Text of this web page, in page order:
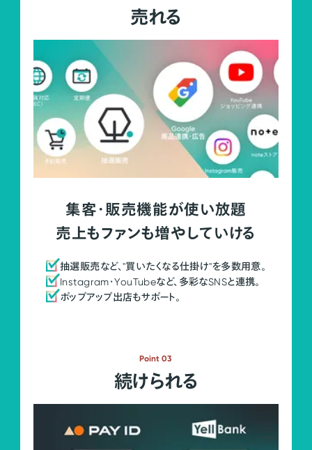
売れる
集客・販売機能が使い放題
売上もファンも増やしていける
抽選販売など、"買いたくなる仕掛け"を多数用意。
Instagram・YouTubeなど、多彩なSNSと連携。
ポップアップ出店もサポート。
Point 03
続けられる